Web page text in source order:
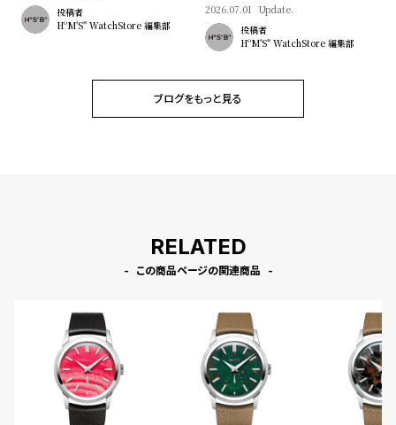
投稿者
HºM'S" WatchStore 編集部
2026.07.01 Update.
投稿者
HºM'S" WatchStore 編集部
ブログをもっと見る
RELATED
この商品ページの関連商品